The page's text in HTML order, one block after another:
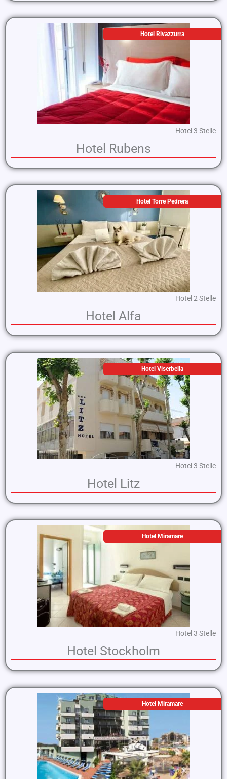
Hotel Rivazzurra
Hotel 3 Stelle
Hotel Rubens
Hotel Torre Pedrera
Hotel 2 Stelle
Hotel Alfa
Hotel Viserbella
Hotel 3 Stelle
Hotel Litz
Hotel Miramare
Hotel 3 Stelle
Hotel Stockholm
Hotel Miramare